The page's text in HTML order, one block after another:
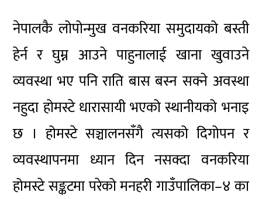
नेपालकै लोपोन्मुख वनकरिया समुदायको बस्ती
हेर्न र घुम्न आउने पाहुनालाई खाना खुवाउने
व्यवस्था भए पनि राति बास बस्न सक्ने अवस्था
नहुदा होमस्टे धारासायी भएको स्थानीयको भनाइ
छ । होमस्टे सञ्चालनसँगै त्यसको दिगोपन र
व्यवस्थापनमा ध्यान दिन नसक्दा वनकरिया
होमस्टे सङ्कटमा परेको मनहरी गाउँपालिका–४ का